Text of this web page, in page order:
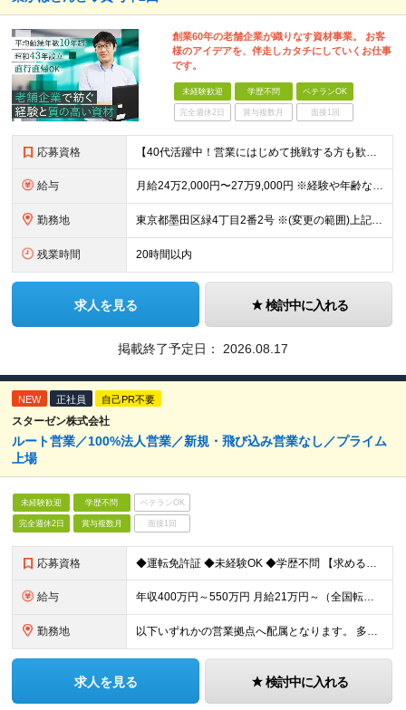
創業60年の老舗企業が織りなす資材事業。 お客
様のアイデアを、伴走しカタチにしていくお仕事
です。
未経験歓迎 学歴不問 ベテランOK
完全週休2日 賞与複数月 面接1回
応募資格 【40代活躍中！営業にはじめて挑戦する方も歓迎です】 ◆学歴不問 ◆未経験歓迎 ◆普通自動車運転免許（AT限定可） ～こんな方が活躍できます！～ ◇営業として働いてみたい方 ◇フットワーク軽くお客様
給与 月給24万2,000円〜27万9,000円 ※経験や年齢などを考慮の上、決定します ※試用期間3ヶ月（期間中は契約社員としての雇用。その他給与や待遇に変動はありません） ※固定残業代（月9時間・1万5
勤務地 東京都墨田区緑4丁目2番2号 ※(変更の範囲)上記を除く当社関連勤務地
残業時間 20時間以内
求人を見る 検討中に入れる
掲載終了予定日： 2026.08.17
NEW 正社員 自己PR不要
スターゼン株式会社
ルート営業／100%法人営業／新規・飛び込み営業なし／プライム
上場
未経験歓迎 学歴不問 ベテランOK
完全週休2日 賞与複数月 面接1回
応募資格 ◆運転免許証 ◆未経験OK ◆学歴不問 【求める人物像】 コミュニケーションを取りながら、チームで仕事を進めることが好きな方
給与 年収400万円～550万円 月給21万円～（全国転勤あり・大卒の場合） ※別途残業代が全額支給されます。 ※試用期間3ヵ月あり。試用期間中の給与・待遇に差異はありません。
勤務地 以下いずれかの営業拠点へ配属となります。 多賀城、昭島、横浜、山口、福岡、大分、長崎、長野、茨城、愛知、福島、北海道 ◆多賀城 多賀城DC 宮城県多賀城市伝上山3-1-1 ◆昭島 昭島DC 東京都
求人を見る 検討中に入れる